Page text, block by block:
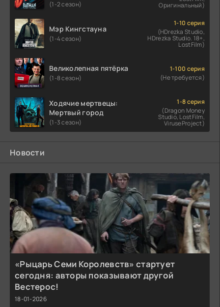
(1-2 сезон) Оригинальный)
Мэр Кингстауна
(1-4 сезон)
1-10 серия
(HDrezka Studio,
HDrezka Studio. 18+,
LostFilm)
Великолепная пятёрка
(1-8 сезон)
1-100 серия
(Не требуется)
Ходячие мертвецы:
Мертвый город
(1-3 сезон)
1-8 серия
(Dragon Money
Studio, LostFilm,
ViruseProject)
Новости
«Рыцарь Семи Королевств» стартует
сегодня: авторы показывают другой
Вестерос!
18-01-2026